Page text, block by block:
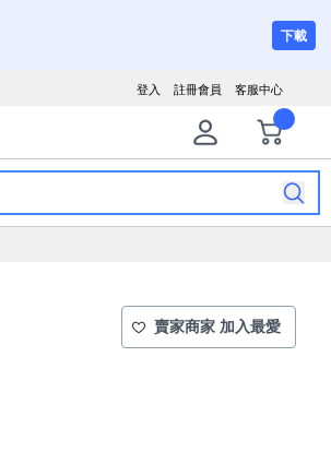
下載
客服中心
註冊會員
登入
賣家商家 加入最愛